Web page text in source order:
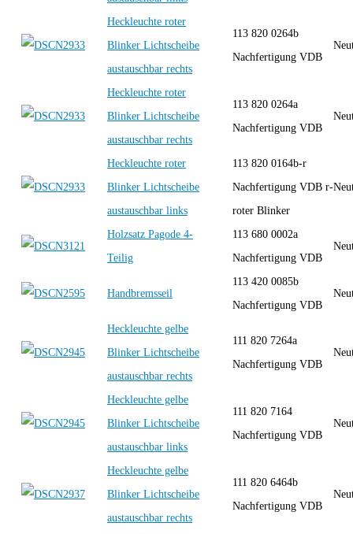
Heckleuchte roter
Blinker Lichtscheibe
austauschbar rechts
113 820 0264b
Nachfertigung VDB
Heckleuchte roter
Blinker Lichtscheibe
austauschbar rechts
113 820 0264a
Nachfertigung VDB
Heckleuchte roter
Blinker Lichtscheibe
austauschbar links
113 820 0164b-r
Nachfertigung VDB r-
roter Blinker
Holzsatz Pagode 4-
Teilig
113 680 0002a
Nachfertigung VDB
Handbremsseil
113 420 0085b
Nachfertigung VDB
Heckleuchte gelbe
Blinker Lichtscheibe
austauschbar rechts
111 820 7264a
Nachfertigung VDB
Heckleuchte gelbe
Blinker Lichtscheibe
austauschbar links
111 820 7164
Nachfertigung VDB
Heckleuchte gelbe
Blinker Lichtscheibe
austauschbar rechts
111 820 6464b
Nachfertigung VDB